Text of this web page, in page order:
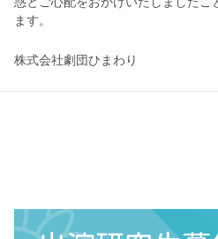
ます。
株式会社劇団ひまわり